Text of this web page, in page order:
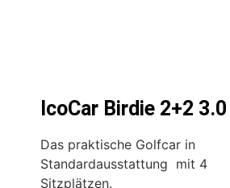
IcoCar Birdie 2+2 3.0
Das praktische Golfcar in
Standardausstattung mit 4
Sitzplätzen.